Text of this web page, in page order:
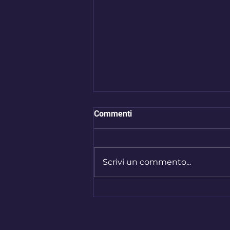
Commenti
Scrivi un commento...